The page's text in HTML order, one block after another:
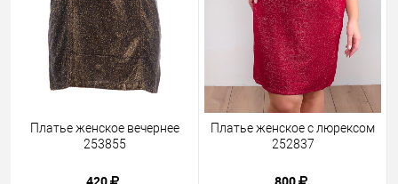
Платье женское вечернее
253855
Платье женское с люрексом
252837